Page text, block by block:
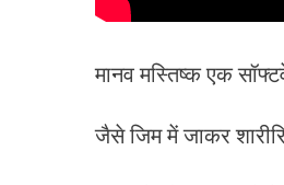
मानव मस्तिष्क एक
जैसे जिम में जाकर